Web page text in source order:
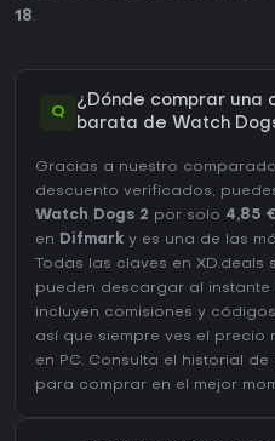
18.
Q
¿Dónde comprar una
barata de Watch
Gracias a nuestro
descuento verificados,
Watch Dogs 2 por solo 4,85
en Difmark y es una de las
Todas las claves en
pueden descargar al
incluyen comisiones y
así que siempre ves el precio
en PC. Consulta el
historial de
para comprar en el mejor